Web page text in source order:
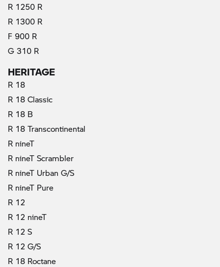
R 1250 R
R 1300 R
F 900 R
G 310 R
HERITAGE
R 18
R 18 Classic
R 18 B
R 18 Transcontinental
R nineT
R nineT Scrambler
R nineT Urban G/S
R nineT Pure
R 12
R 12 nineT
R 12 S
R 12 G/S
R 18 Roctane